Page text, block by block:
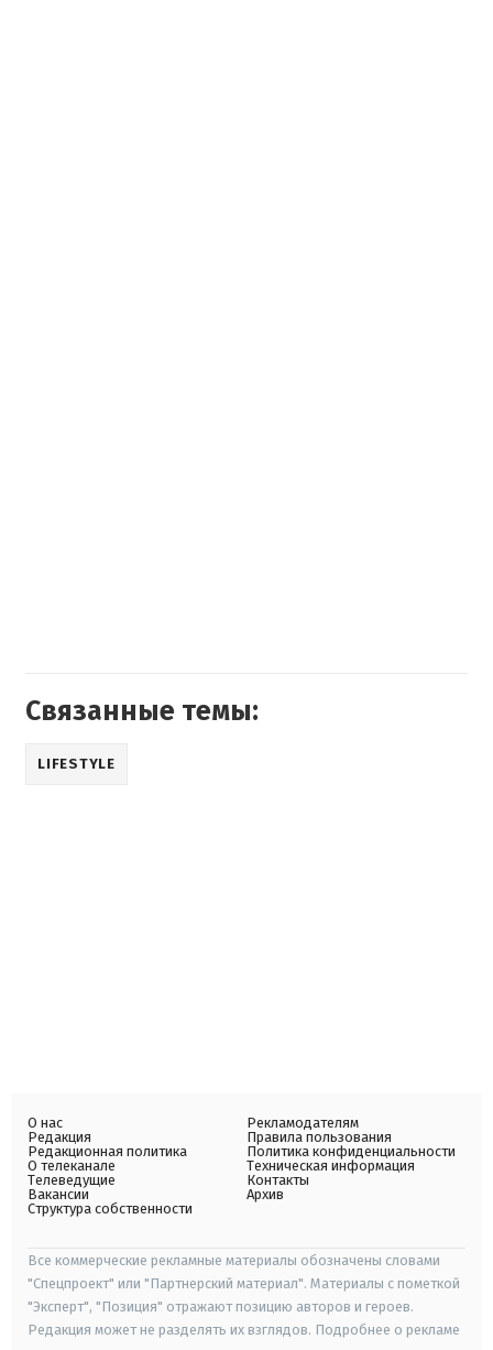
Связанные темы:
LIFESTYLE
О нас
Редакция
Редакционная политика
О телеканале
Телеведущие
Вакансии
Структура собственности
Рекламодателям
Правила пользования
Политика конфиденциальности
Техническая информация
Контакты
Архив
Все коммерческие рекламные материалы обозначены словами
"Спецпроект" или "Партнерский материал". Материалы с пометкой
"Эксперт", "Позиция" отражают позицию авторов и героев.
Редакция может не разделять их взглядов. Подробнее о рекламе